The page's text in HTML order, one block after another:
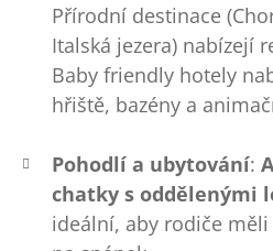
Přírodní destinace
Italská jezera) nabízejí
Baby friendly hotely
hřiště, bazény a
Pohodlí a ubytování:
chatky s oddělenými
ideální, aby rodiče